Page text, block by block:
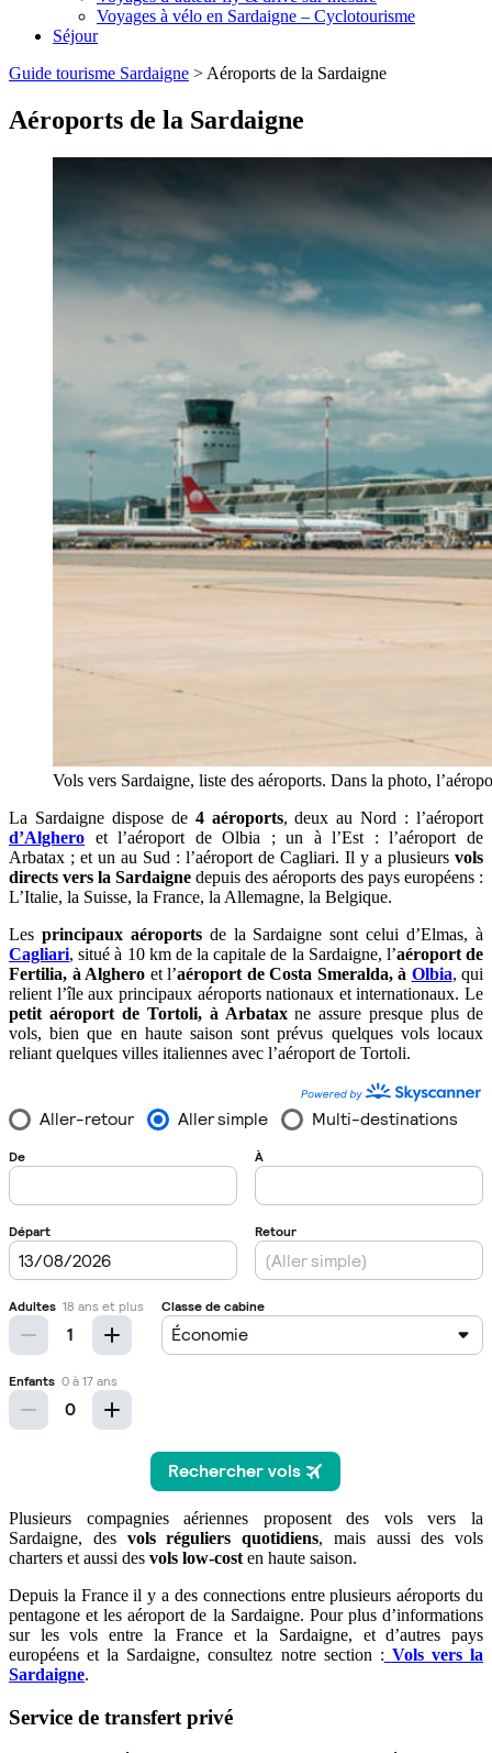
Voyages à vélo en Sardaigne – Cyclotourisme
Séjour
Guide tourisme Sardaigne > Aéroports de la Sardaigne
Aéroports de la Sardaigne
Vols vers Sardaigne, liste des aéroports. Dans la photo,
La Sardaigne dispose de 4 aéroports, deux au Nord : l’aéroport
d’Alghero et l’aéroport deOlbia ; un à l’Est : l’aéroport de
Arbatax ; et un au Sud : l’aéroport de Cagliari. Il y a plusieurs vols
directs vers la Sardaigne depuis des aéroports des pays européens :
L’Italie, la Suisse, la France, la Allemagne, la Belgique.
Les principaux aéroportsde la Sardaigne sont celui d’Elmas, à
Cagliari, situé à 10 km de la capitale de la Sardaigne, l’aéroport de
Fertilia, à Alghero et l’aéroport de Costa Smeralda, à Olbia, qui
relient l’île aux principaux aéroports nationaux et internationaux. Le
petit aéroport de Tortoli, à Arbataxne assure presque plus de
vols, bien que en haute saison sont prévus quelques vols locaux
reliant quelques villes italiennes avec l’aéroport de Tortoli.
Plusieurs compagnies aériennes proposent des vols vers la
Sardaigne, des vols réguliers quotidiens, mais aussi des vols
charters et aussi des vols low-cost en haute saison.
Depuis la France il y a des connections entre plusieurs aéroports du
pentagone et les aéroport de la Sardaigne. Pour plus d’informations
sur les vols entre la France et la Sardaigne, et d’autres pays
européens et la Sardaigne, consultez notre section : Vols vers la
Sardaigne.
Service de transfert privé